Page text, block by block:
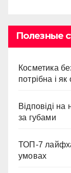
Полезные
Косметика
потрібна і
Відповіді
за губами
ТОП-7
умовах